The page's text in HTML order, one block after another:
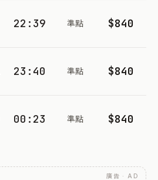
22:39 準點 $840
23:40 準點 $840
00:23 準點 $840
廣告 · AD